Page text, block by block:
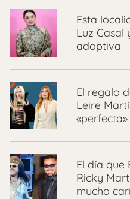
Esta
Luz Casal
adoptiva
El regalo
Leire
«perfecta»
El día que
Ricky
mucho